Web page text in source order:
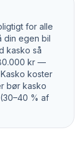
for alle
din egen bil
kasko så
kr —
koster
bør kasko
% af